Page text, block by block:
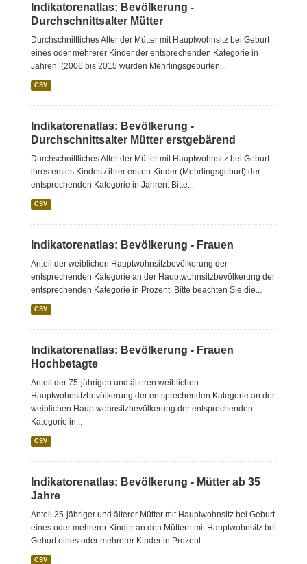
Indikatorenatlas: Bevölkerung -
Durchschnittsalter Mütter
Durchschnittliches Alter der Mütter mit Hauptwohnsitz bei Geburt
eines oder mehrerer Kinder der entsprechenden Kategorie in
Jahren. (2006 bis 2015 wurden Mehrlingsgeburten...
CSV
Indikatorenatlas: Bevölkerung -
Durchschnittsalter Mütter erstgebärend
Durchschnittliches Alter der Mütter mit Hauptwohnsitz bei Geburt
ihres erstes Kindes / ihrer ersten Kinder (Mehrlingsgeburt) der
entsprechenden Kategorie in Jahren. Bitte...
CSV
Indikatorenatlas: Bevölkerung - Frauen
Anteil der weiblichen Hauptwohnsitzbevölkerung der
entsprechenden Kategorie an der Hauptwohnsitzbevölkerung der
entsprechenden Kategorie in Prozent. Bitte beachten Sie die...
CSV
Indikatorenatlas: Bevölkerung - Frauen
Hochbetagte
Anteil der 75-jährigen und älteren weiblichen
Hauptwohnsitzbevölkerung der entsprechenden Kategorie an der
weiblichen Hauptwohnsitzbevölkerung der entsprechenden
Kategorie in...
CSV
Indikatorenatlas: Bevölkerung - Mütter ab 35
Jahre
Anteil 35-jähriger und älterer Mütter mit Hauptwohnsitz bei Geburt
eines oder mehrerer Kinder an den Müttern mit Hauptwohnsitz bei
Geburt eines oder mehrerer Kinder in Prozent....
CSV